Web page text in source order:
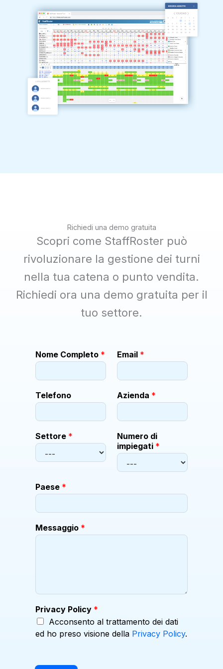
Richiedi una demo gratuita
Scopri come StaffRoster può
rivoluzionare la gestione dei turni
nella tua catena o punto vendita.
Richiedi ora una demo gratuita per il
tuo settore.
Nome Completo * Email *
Telefono Azienda *
Settore *
Numero di
impiegati *
Paese *
Messaggio *
A
z
e
a
Privacy Policy *
Acconsento al trattamento dei dati
ed ho preso visione della Privacy Policy.